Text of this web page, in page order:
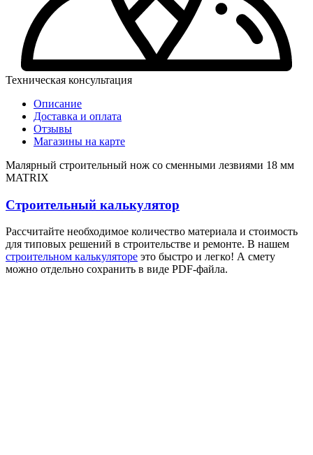
Техническая консультация
Описание
Доставка и оплата
Отзывы
Магазины на карте
Малярный строительный нож со сменными лезвиями 18 мм
MATRIX
Строительный калькулятор
Рассчитайте необходимое количество материала и стоимость
для типовых решений в строительстве и ремонте. В нашем
строительном калькуляторе это быстро и легко! А смету
можно отдельно сохранить в виде PDF-файла.